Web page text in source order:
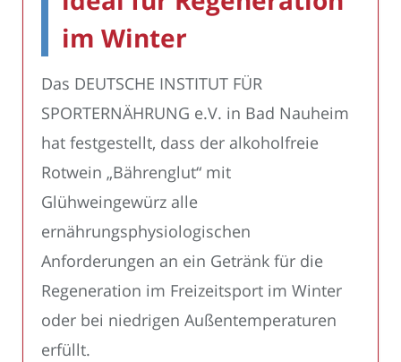
im Winter
Das DEUTSCHE INSTITUT FÜR
SPORTERNÄHRUNG e.V. in Bad Nauheim
hat festgestellt, dass der alkoholfreie
Rotwein „Bährenglut“ mit
Glühweingewürz alle
ernährungsphysiologischen
Anforderungen an ein Getränk für die
Regeneration im Freizeitsport im Winter
oder bei niedrigen Außentemperaturen
erfüllt.